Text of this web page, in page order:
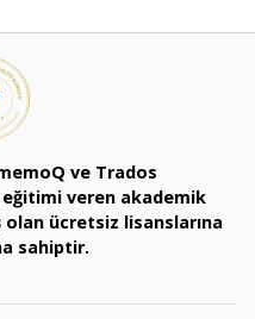
ve Trados
eğitimi veren akademik
ücretsiz lisanslarına
sahiptir.